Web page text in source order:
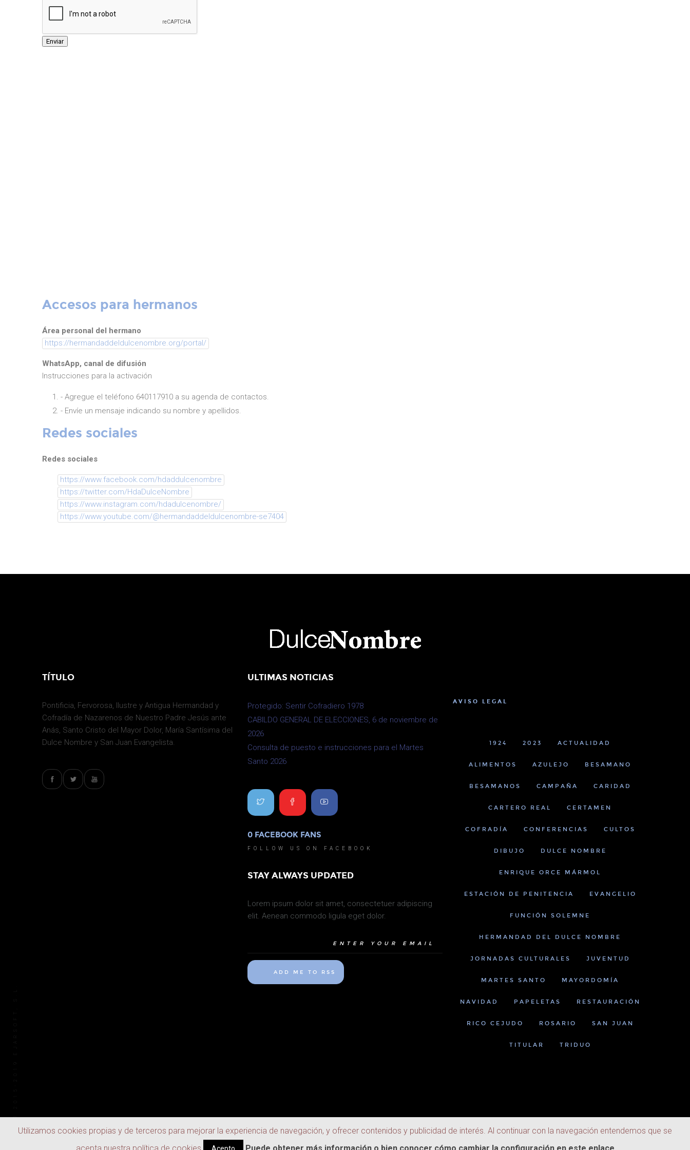
Accesos para hermanos
Área personal del hermano
https://hermandaddeldulcenombre.org/portal/
WhatsApp, canal de difusión
Instrucciones para la activación
- Agregue el teléfono 640117910 a su agenda de contactos.
- Envíe un mensaje indicando su nombre y apellidos.
Redes sociales
Redes sociales
https://www.facebook.com/hdaddulcenombre
https://twitter.com/HdaDulceNombre
https://www.instagram.com/hdadulcenombre/
https://www.youtube.com/@hermandaddeldulcenombre-se7404
TÍTULO
Pontificia, Fervorosa, Ilustre y Antigua Hermandad y
Cofradía de Nazarenos de Nuestro Padre Jesús ante
Anás, Santo Cristo del Mayor Dolor, María Santísima del
Dulce Nombre y San Juan Evangelista.
ULTIMAS NOTICIAS
Protegido: Sentir Cofradiero 1978
CABILDO GENERAL DE ELECCIONES, 6 de noviembre de
2026
Consulta de puesto e instrucciones para el Martes
Santo 2026
0 FACEBOOK FANS
FOLLOW US ON FACEBOOK FOLLOW OUR YOUTUBE CHANNEL
STAY ALWAYS UPDATED
Lorem ipsum dolor sit amet, consectetuer adipiscing
elit. Aenean commodo ligula eget dolor.
ADD ME TO RSS
AVISO LEGAL
1924 2023 ACTUALIDAD
ALIMENTOS AZULEJO BESAMANO
BESAMANOS CAMPAÑA CARIDAD
CARTERO REAL CERTAMEN
COFRADÍA CONFERENCIAS CULTOS
DIBUJO DULCE NOMBRE
ENRIQUE ORCE MÁRMOL
ESTACIÓN DE PENITENCIA EVANGELIO
FUNCIÓN SOLEMNE
HERMANDAD DEL DULCE NOMBRE
JORNADAS CULTURALES JUVENTUD
MARTES SANTO MAYORDOMÍA
NAVIDAD PAPELETAS RESTAURACIÓN
RICO CEJUDO ROSARIO SAN JUAN
TITULAR TRIDUO
© 2015-2019 EJARSOFT, S.L.
Utilizamos cookies propias y de terceros para mejorar la experiencia de navegación, y ofrecer contenidos y publicidad de interés. Al continuar con la navegación entendemos que se